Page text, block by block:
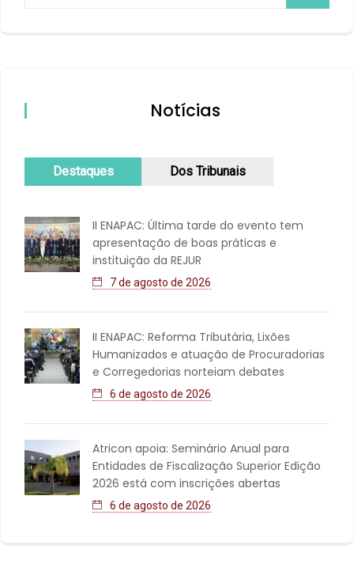
Notícias
Destaques Dos Tribunais
II ENAPAC: Última tarde do evento tem
apresentação de boas práticas e
instituição da REJUR
7 de agosto de 2026
II ENAPAC: Reforma Tributária, Lixões
Humanizados e atuação de Procuradorias
e Corregedorias norteiam debates
6 de agosto de 2026
Atricon apoia: Seminário Anual para
Entidades de Fiscalização Superior Edição
2026 está com inscrições abertas
6 de agosto de 2026